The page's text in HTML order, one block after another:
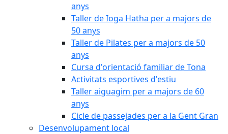
anys
Taller de Ioga Hatha per a majors de
50 anys
Taller de Pilates per a majors de 50
anys
Cursa d'orientació familiar de Tona
Activitats esportives d'estiu
Taller aiguagim per a majors de 60
anys
Cicle de passejades per a la Gent Gran
Desenvolupament local